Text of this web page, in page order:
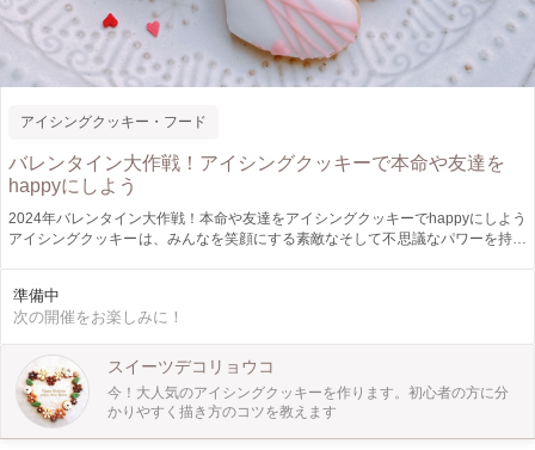
アイシングクッキー・フード
バレンタイン大作戦！アイシングクッキーで本命や友達を
happyにしよう
2024年バレンタイン大作戦！本命や友達をアイシングクッキーでhappyにしよう
アイシングクッキーは、みんなを笑顔にする素敵なそして不思議なパワーを持っ
す バレンタイン企画としてラッピングをおつけします。 終了後は、本格的な
「チャイ」とお茶菓子をご用意予定。 午前(親子・おひとり様OK）、午後はお1
準備中
次の開催をお楽しみに！
スイーツデコリョウコ
今！大人気のアイシングクッキーを作ります。初心者の方に分
かりやすく描き方のコツを教えます